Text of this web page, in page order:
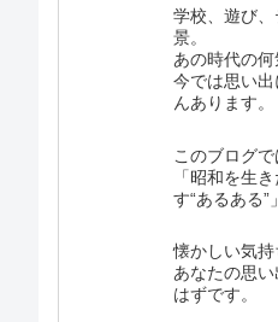
学校、遊び
景。
あの時代の何
今では思い
んあります。
このブログで
「昭和を生
す“あるある”
懐かしい気持
あなたの思
はずです。